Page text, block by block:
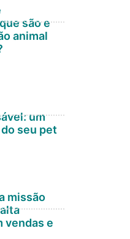
são e
animal
um
seu pet
missão
vendas e